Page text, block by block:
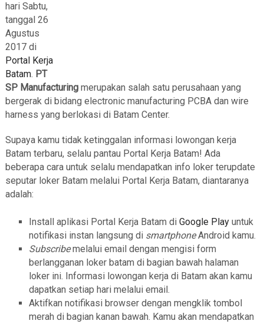
hari Sabtu,
tanggal 26
Agustus
2017 di
Portal Kerja
Batam. PT
SP Manufacturingmerupakan salah satu perusahaan yang
bergerak di bidang electronic manufacturing PCBA dan wire
harness yang berlokasi di Batam Center.
Supaya kamu tidak ketinggalan informasi lowongan kerja
Batam terbaru, selalu pantau Portal Kerja Batam! Ada
beberapa cara untuk selalu mendapatkan info loker terupdate
seputar loker Batam melalui Portal Kerja Batam, diantaranya
adalah:
Install aplikasi Portal Kerja Batam di Google Playuntuk
notifikasi instan langsung di smartphoneAndroid kamu.
Subscribemelalui email dengan mengisi form
berlangganan loker batam di bagian bawah halaman
loker ini. Informasi lowongan kerja di Batam akan kamu
dapatkan setiap hari melalui email.
Aktifkan notifikasi browser dengan mengklik tombol
merah di bagian kanan bawah. Kamu akan mendapatkan